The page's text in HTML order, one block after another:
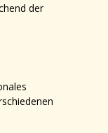
der